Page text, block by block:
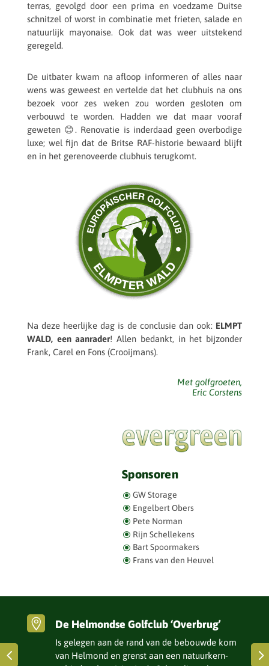
terras, gevolgd door een prima en voed­zame Duitse
schnit­zel of worst in combi­na­tie met frieten, salade en
natuur­lijk mayo­naise. Ook dat was weer uitste­kend
geregeld.
De uitba­ter kwam na afloop infor­me­ren of alles naar
wens was geweest en vertelde dat het club­huis na ons
bezoek voor zes weken zou worden geslo­ten om
verbouwd te worden. Hadden we dat maar vooraf
geweten 😊. Reno­va­tie is inder­daad geen over­bo­dige
luxe; wel fijn dat de Britse RAF-histo­rie bewaard blijft
en in het gere­no­veerde club­huis terugkomt.
Na deze heer­lijke dag is de conclu­sie dan ook: ELMPT
WALD, een aanra­der! Allen bedankt, in het bijzon­der
Frank, Carel en Fons (Croo­i­j­mans).
Met golf­groe­ten,
Eric Corstens
Sponsoren
GW Storage
Engel­bert Obers
Pete Norman
Rijn Schel­le­kens
Bart Spoor­ma­kers
Frans van den Heuvel
 De Helmondse Golfclub ‘Overbrug’
Is gelegen aan de rand van de bebouwde kom
van Helmond en grenst aan een natuur­kern­